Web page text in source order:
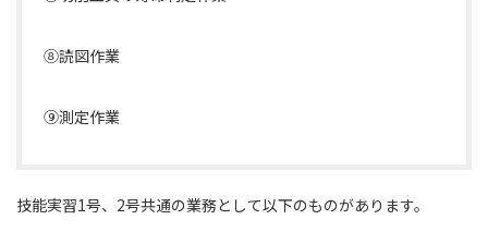
⑧読図作業
⑨測定作業
技能実習1号、2号共通の業務として以下のものがあります。